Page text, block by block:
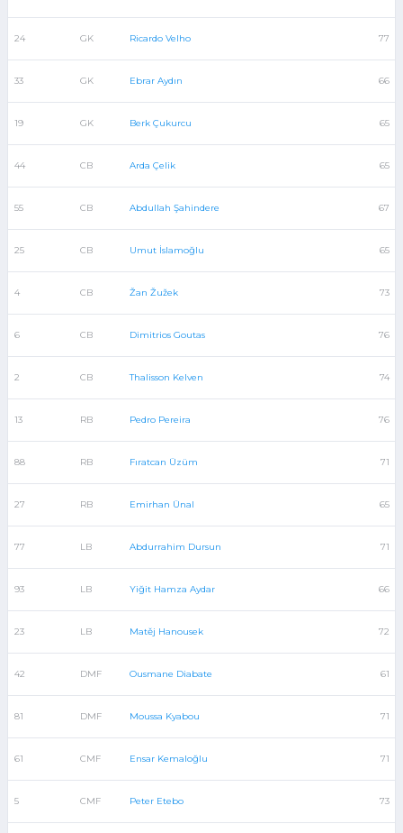
24 GK Ricardo Velho 77
33 GK Ebrar Aydın 66
19 GK Berk Çukurcu 65
44 CB Arda Çelik 65
55 CB Abdullah Şahindere 67
25 CB Umut İslamoğlu 65
4 CB Žan Žužek 73
6 CB Dimitrios Goutas 76
2 CB Thalisson Kelven 74
13 RB Pedro Pereira 76
88 RB Fıratcan Üzüm 71
27 RB Emirhan Ünal 65
77 LB Abdurrahim Dursun 71
93 LB Yiğit Hamza Aydar 66
23 LB Matěj Hanousek 72
42 DMF Ousmane Diabate 61
81 DMF Moussa Kyabou 71
61 CMF Ensar Kemaloğlu 71
5 CMF Peter Etebo 73